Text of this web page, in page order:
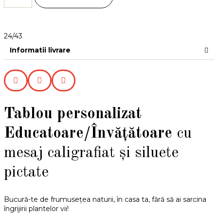
24/43
Informatii livrare
Tablou personalizat
Educatoare/Învățătoare cu
mesaj caligrafiat și siluete
pictate
Bucură-te de frumusețea naturii, în casa ta, fără să ai sarcina
îngrijirii plantelor vii!